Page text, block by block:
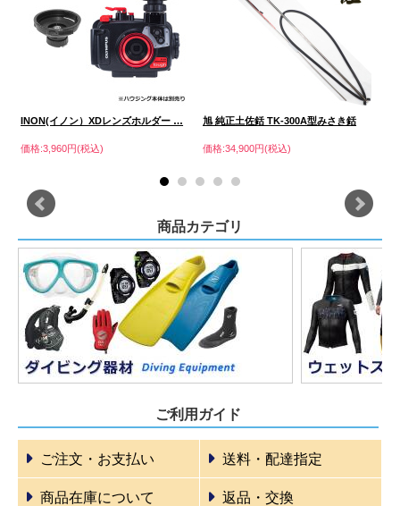
INON(イノン）XDレンズホルダー …
価格:3,960円(税込)
旭 純正土佐銛 TK-300A型みさき銛
価格:34,900円(税込)
商品カテゴリ
ご利用ガイド
ご注文・お支払い 送料・配達指定
商品在庫について 返品・交換